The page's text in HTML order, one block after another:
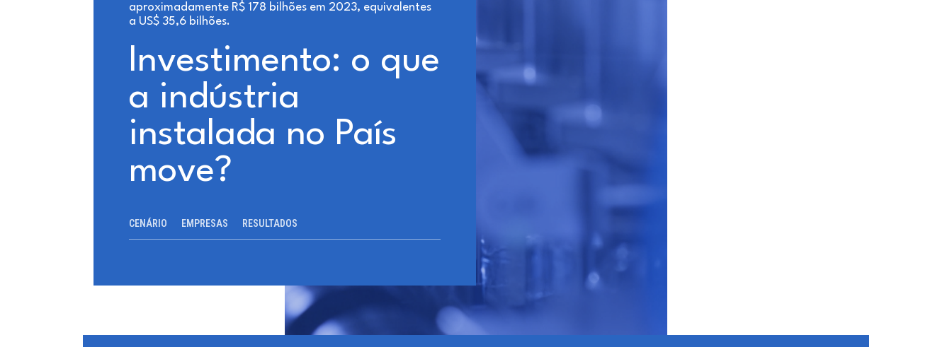
aproximadamente R$ 178 bilhões em 2023, equivalentes
a US$ 35,6 bilhões.
Investimento: o que
a indústria
instalada no País
move?
CENÁRIO EMPRESAS RESULTADOS